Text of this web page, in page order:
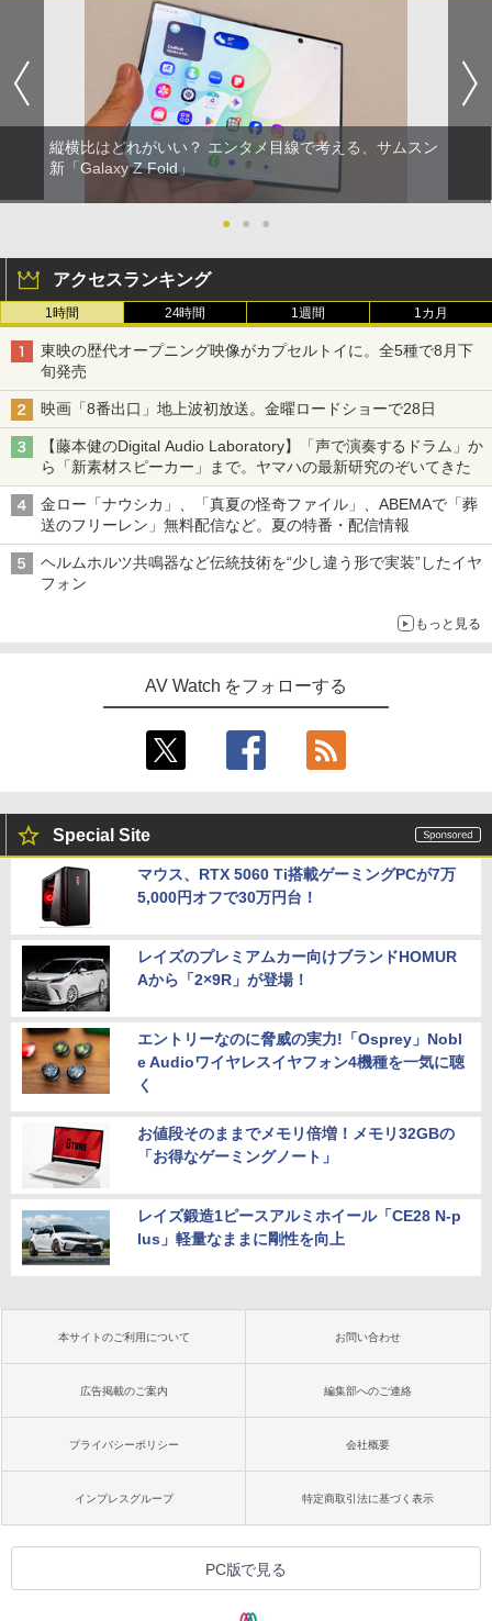
縦横比はどれがいい？ エンタメ目線で考える、サムスン
新「Galaxy Z Fold」
● ● ●
アクセスランキング
1時間 24時間 1週間 1カ月
東映の歴代オープニング映像がカプセルトイに。全5種で8月下
旬発売
映画「8番出口」地上波初放送。金曜ロードショーで28日
【藤本健のDigital Audio Laboratory】「声で演奏するドラム」か
ら「新素材スピーカー」まで。ヤマハの最新研究のぞいてきた
金ロー「ナウシカ」、「真夏の怪奇ファイル」、ABEMAで「葬
送のフリーレン」無料配信など。夏の特番・配信情報
ヘルムホルツ共鳴器など伝統技術を“少し違う形で実装”したイヤ
フォン
もっと見る
AV Watch をフォローする
Special Site
マウス、RTX 5060 Ti搭載ゲーミングPCが7万
5,000円オフで30万円台！
レイズのプレミアムカー向けブランドHOMUR
Aから「2×9R」が登場！
エントリーなのに脅威の実力!「Osprey」Nobl
e Audioワイヤレスイヤフォン4機種を一気に聴
く
お値段そのままでメモリ倍増！メモリ32GBの
「お得なゲーミングノート」
レイズ鍛造1ピースアルミホイール「CE28 N-p
lus」軽量なままに剛性を向上
本サイトのご利用について お問い合わせ
広告掲載のご案内 編集部へのご連絡
プライバシーポリシー 会社概要
インプレスグループ 特定商取引法に基づく表示
PC版で見る